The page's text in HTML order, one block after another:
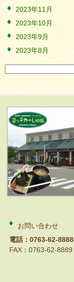
2023年11月
2023年10月
2023年9月
2023年8月
索:
お問い合わせ
電話：0763-62-8888
FAX：0763-62-8889